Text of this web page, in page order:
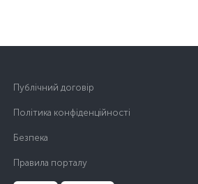
Публічний договір
Політика конфіденційності
Безпека
Правила порталу